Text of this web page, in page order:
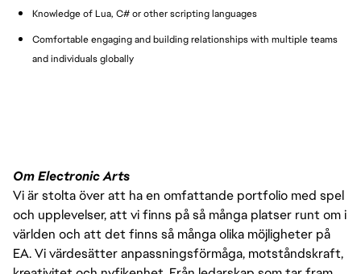
Knowledge of Lua, C# or other scripting languages
Comfortable engaging and building relationships with multiple teams
and individuals globally
Om Electronic Arts
Vi är stolta över att ha en omfattande portfolio med spel
och upplevelser, att vi finns på så många platser runt om i
världen och att det finns så många olika möjligheter på
EA. Vi värdesätter anpassningsförmåga, motståndskraft,